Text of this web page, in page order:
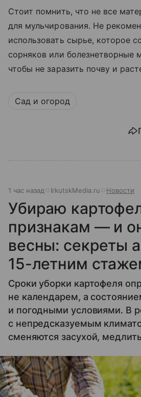
Стоит помнить, что не все
для мульчирования. Не
использовать сырье, которое
сорняков или болезнетворные
чтобы не заразить почву и
Сад и огород
1 час назад IrkutskMedia.ru Новости
Убираю
признакам — и
весны: секреты
15-летним
Сроки уборки картофеля
не календарем, а
и погодными условиями. В
с непредсказуемым
сменяются засухой,